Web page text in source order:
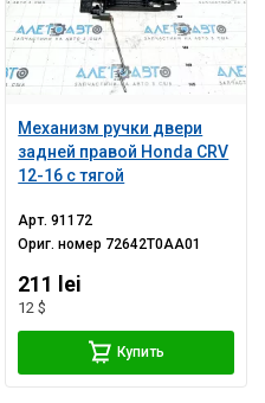
Механизм ручки двери
задней правой Honda CRV
12-16 с тягой
Арт.91172
Ориг. номер 72642T0AA01
211 lei
12 $
Купить